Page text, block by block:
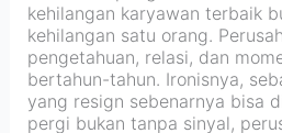
kehilangan karyawan terbaik
kehilangan satu orang.
pengetahuan, relasi, dan
bertahun-tahun. Ironisnya,
yang resign sebenarnya bisa
pergi bukan tanpa sinyal,